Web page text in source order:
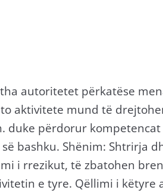
autoritetet përkatëse
aktivitete mund të
duke përdorur
bashku. Shënim: Shtrirja
i rrezikut, të zbatohen
e tyre. Qëllimi i këtyre